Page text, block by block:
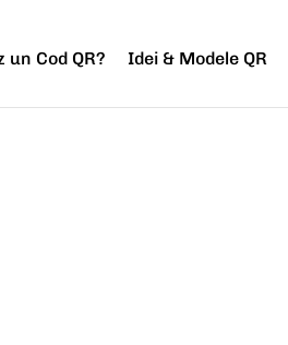
un Cod QR? Idei & Modele QR